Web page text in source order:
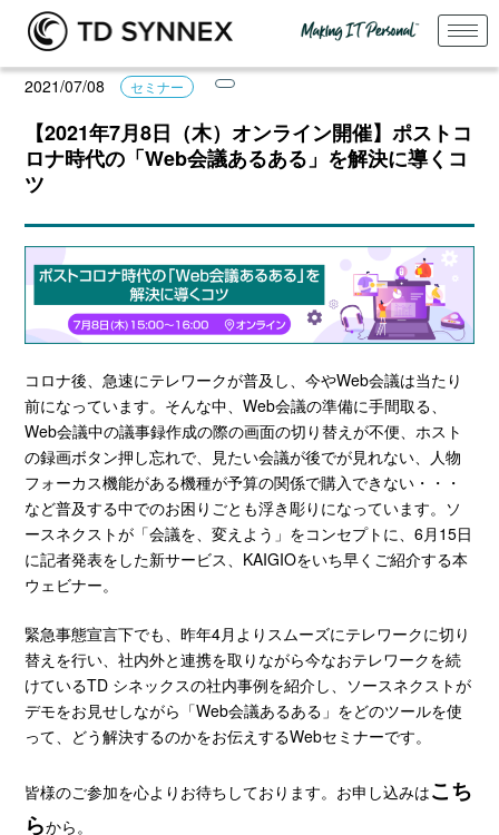
2021/07/08 セミナー
【2021年7月8日（木）オンライン開催】ポストコ
ロナ時代の「Web会議あるある」を解決に導くコ
ツ
コロナ後、急速にテレワークが普及し、今やWeb会議は当たり
前になっています。そんな中、Web会議の準備に手間取る、
Web会議中の議事録作成の際の画面の切り替えが不便、ホスト
の録画ボタン押し忘れで、見たい会議が後でが見れない、人物
フォーカス機能がある機種が予算の関係で購入できない・・・
など普及する中でのお困りごとも浮き彫りになっています。ソ
ースネクストが「会議を、変えよう」をコンセプトに、6月15日
に記者発表をした新サービス、KAIGIOをいち早くご紹介する本
ウェビナー。
緊急事態宣言下でも、昨年4月よりスムーズにテレワークに切り
替えを行い、社内外と連携を取りながら今なおテレワークを続
けているTD シネックスの社内事例を紹介し、ソースネクストが
デモをお見せしながら「Web会議あるある」をどのツールを使
って、どう解決するのかをお伝えするWebセミナーです。
皆様のご参加を心よりお待ちしております。お申し込みはこち
らから。